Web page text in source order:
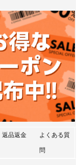
返品返金 よくある質
問